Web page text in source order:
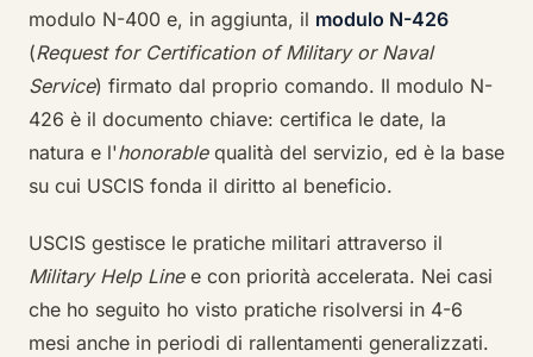
modulo N-400 e, in aggiunta, il modulo N-426
(Request for Certification of Military or Naval
Service) firmato dal proprio comando. Il modulo N-
426 è il documento chiave: certifica le date, la
natura e l'honorablequalità del servizio, ed è la base
su cui USCIS fonda il diritto al beneficio.
USCIS gestisce le pratiche militari attraverso il
Military Help Linee con priorità accelerata. Nei casi
che ho seguito ho visto pratiche risolversi in 4-6
mesi anche in periodi di rallentamenti generalizzati.